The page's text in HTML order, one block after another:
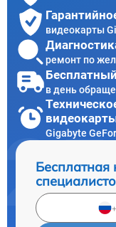
видеокарты
ремонт по
в день
Gigabyte
Бесплатная